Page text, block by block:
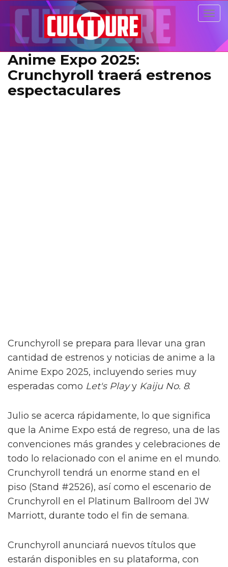
Anime Expo 2025:
Crunchyroll traerá estrenos
espectaculares
Crunchyroll se prepara para llevar una gran
cantidad de estrenos y noticias de anime a la
Anime Expo 2025, incluyendo series muy
esperadas como Let's Playy Kaiju No. 8.
Julio se acerca rápidamente, lo que significa
que la Anime Expo está de regreso, una de las
convenciones más grandes y celebraciones de
todo lo relacionado con el anime en el mundo.
Crunchyroll tendrá un enorme stand en el
piso (Stand #2526), así como el escenario de
Crunchyroll en el Platinum Ballroom del JW
Marriott, durante todo el fin de semana.
Crunchyroll anunciará nuevos títulos que
estarán disponibles en su plataforma, con